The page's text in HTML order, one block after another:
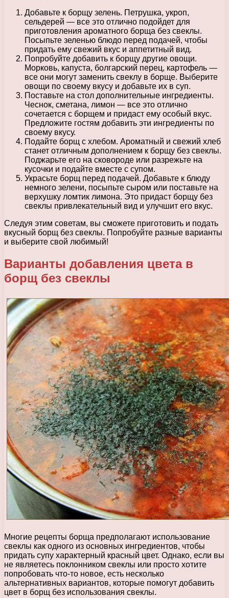
Добавьте к борщу зелень. Петрушка, укроп,
сельдерей — все это отлично подойдет для
приготовления ароматного борща без свеклы.
Посыпьте зеленью блюдо перед подачей, чтобы
придать ему свежий вкус и аппетитный вид.
Попробуйте добавить к борщу другие овощи.
Морковь, капуста, болгарский перец, картофель —
все они могут заменить свеклу в борще. Выберите
овощи по своему вкусу и добавьте их в суп.
Поставьте на стол дополнительные ингредиенты.
Чеснок, сметана, лимон — все это отлично
сочетается с борщем и придаст ему особый вкус.
Предложите гостям добавить эти ингредиенты по
своему вкусу.
Подайте борщ с хлебом. Ароматный и свежий хлеб
станет отличным дополнением к борщу без свеклы.
Поджарьте его на сковороде или разрежьте на
кусочки и подайте вместе с супом.
Украсьте борщ перед подачей. Добавьте к блюду
немного зелени, посыпьте сыром или поставьте на
верхушку ломтик лимона. Это придаст борщу без
свеклы привлекательный вид и улучшит его вкус.
Следуя этим советам, вы сможете приготовить и подать
вкусный борщ без свеклы. Попробуйте разные варианты
и выберите свой любимый!
Варианты добавления цвета в
борщ без свеклы
Многие рецепты борща предполагают использование
свеклы как одного из основных ингредиентов, чтобы
придать супу характерный красный цвет. Однако, если вы
не являетесь поклонником свеклы или просто хотите
попробовать что-то новое, есть несколько
альтернативных вариантов, которые помогут добавить
цвет в борщ без использования свеклы.